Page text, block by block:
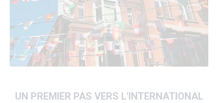
UN PREMIER PAS VERS L'INTERNATIONAL